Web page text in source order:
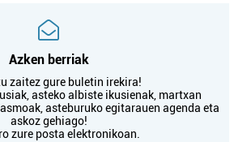
Azken berriak
zaitez gure buletin irekira!
asteko albiste ikusienak, martxan
asteburuko egitarauen agenda eta
askoz gehiago!
zure posta elektronikoan.